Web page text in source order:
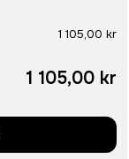
1 105,00 kr
1 105,00 kr